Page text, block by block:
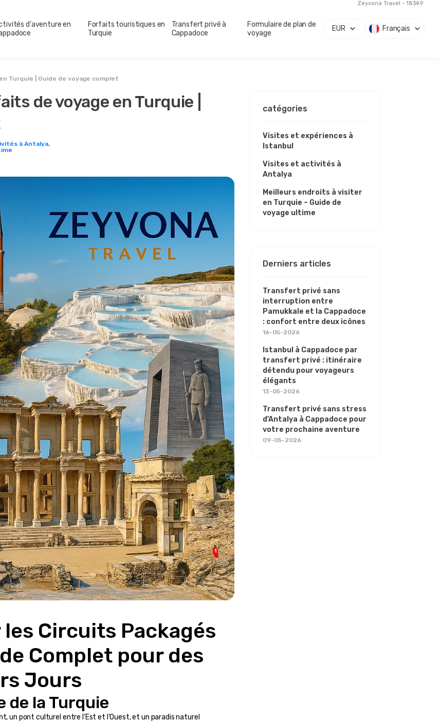
Zeyvona Travel - 18349
d'aventure en
Forfaits touristiques en
Turquie
Transfert privé à
Cappadoce
Formulaire de plan de
voyage
EUR Français
Turquie | Guide de voyage complet
de voyage en Turquie |
à Antalya,
Circuits Packagés
Complet pour des
Jours
de la Turquie
un pont culturel entre l'Est et l'Ouest, et un paradis naturel
catégories
Visites et expériences à
Istanbul
Visites et activités à
Antalya
Meilleurs endroits à visiter
en Turquie – Guide de
voyage ultime
Derniers articles
Transfert privé sans
interruption entre
Pamukkale et la Cappadoce
: confort entre deux icônes
16-05-2026
Istanbul à Cappadoce par
transfert privé : itinéraire
détendu pour voyageurs
élégants
13-05-2026
Transfert privé sans stress
d'Antalya à Cappadoce pour
votre prochaine aventure
09-05-2026